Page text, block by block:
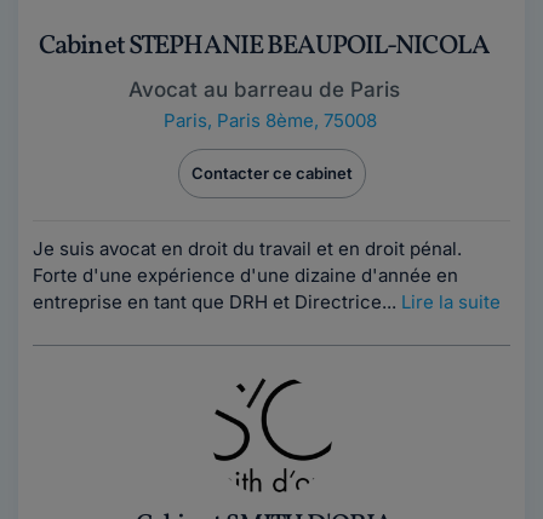
Cabinet STEPHANIE BEAUPOIL-NICOLA
Avocat au barreau de Paris
Paris, Paris 8ème, 75008
Contacter ce cabinet
Je suis avocat en droit du travail et en droit pénal.
Forte d'une expérience d'une dizaine d'année en
entreprise en tant que DRH et Directrice... Lire la suite